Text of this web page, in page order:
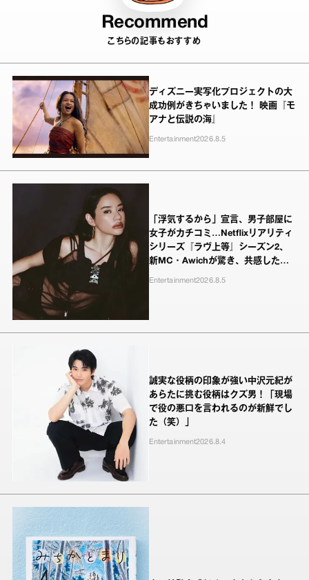
Recommend
こちらの記事もおすすめ
ディズニー実写化プロジェクトの大
成功例がきちゃいました！ 映画『モ
アナと伝説の海』
Entertainment2026.8.5
「浮気するから」宣言、男子部屋に
女子がカチコミ…Netflixリアリティ
シリーズ『ラヴ上等』シーズン2、
新MC・Awichが驚き、共感したヤ
Entertainment2026.8.5
誠実な役柄の印象が強い中沢元紀が
あらたに挑む役柄はクズ男！「現場
で役の悪口を言われるのが新鮮でし
た（笑）」
Entertainment2026.8.4